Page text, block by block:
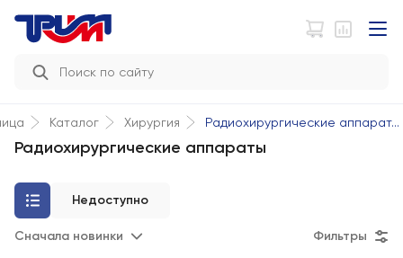
Каталог Хирургия Радиохирургические аппарат...
Радиохирургические аппараты
Недоступно
Сначала новинки Фильтры